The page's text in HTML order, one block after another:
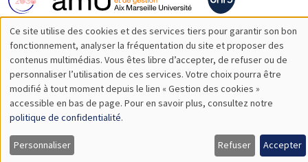
Utilisation
des
données
personnelles
et
Ce site utilise des cookies et des services tiers pour garantir son bon
fonctionnement, analyser la fréquentation du site et proposer des
contenus multimédias. Vous êtes libre d’accepter, de refuser ou de
personnaliser l’utilisation de ces services. Votre choix pourra être
modifié à tout moment depuis le lien « Gestion des cookies »
accessible en bas de page. Pour en savoir plus, consultez notre
politique de confidentialité.
Personnaliser Refuser Accepter